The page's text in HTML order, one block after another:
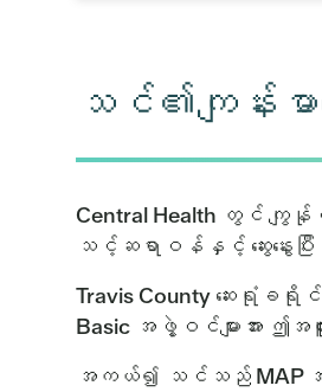
သင်၏ကျန်းမ
Central Health တွင် ကျွန်ု
သင့်ဆရာဝန်နှင့် ဆွေးနွေးပြီး
Travis County ဆေးရုံခရို
Basic အဖွဲ့ဝင်များအား ဤအ
အကယ်၍ သင်သည် MAP အ